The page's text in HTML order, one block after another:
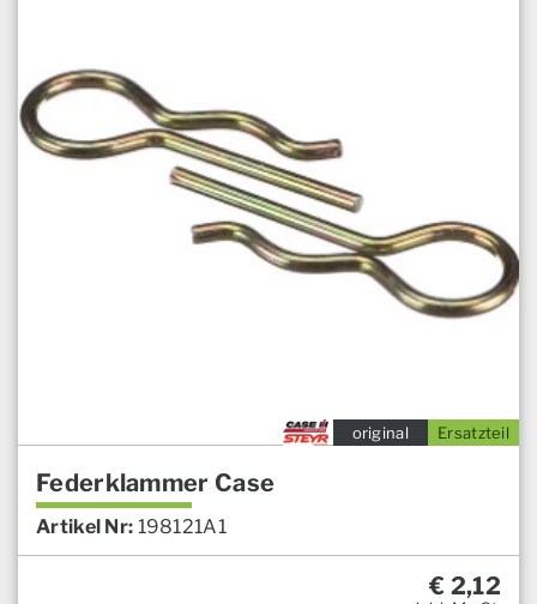
Ersatzteil
original
Federklammer Case
Artikel Nr: 198121A1
€ 2,12